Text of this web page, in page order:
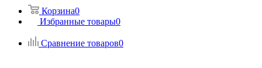
Корзина0
Избранные товары0
Сравнение товаров0